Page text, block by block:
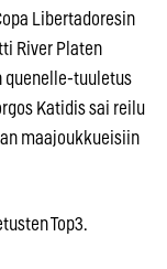
Libertadoresin
River Platen
quenelle-tuuletus
Katidis sai reilu
maajoukkueisiin
Top3.